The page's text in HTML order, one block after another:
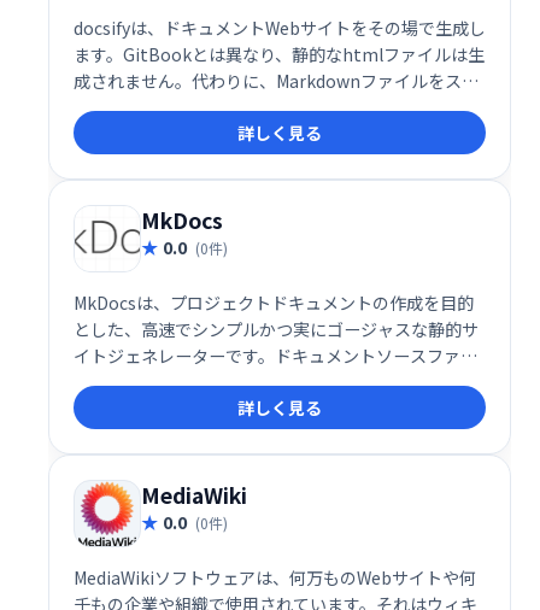
docsifyは、ドキュメントWebサイトをその場で生成し
ます。GitBookとは異なり、静的なhtmlファイルは生
成されません。代わりに、Markdownファイルをスマ
ートにロードして解析し、Webサイトとして表示しま
す。index.htmlを作成して開始し、GitHubページに
デプロイするだけです。
詳しく見る
MkDocs
0.0 (0件)
MkDocsは、プロジェクトドキュメントの作成を目的
とした、高速でシンプルかつ実にゴージャスな静的サ
イトジェネレーターです。ドキュメントソースファイ
ルはMarkdownで記述され、単一のYAML構成ファイ
ルで構成されます。
詳しく見る
MediaWiki
0.0 (0件)
MediaWikiソフトウェアは、何万ものWebサイトや何
千もの企業や組織で使用されています。それはウィキ